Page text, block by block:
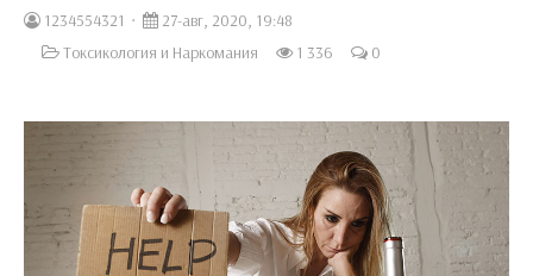
1234554321
27-авг, 2020, 19:48
Токсикология и Наркомания
1 336 0